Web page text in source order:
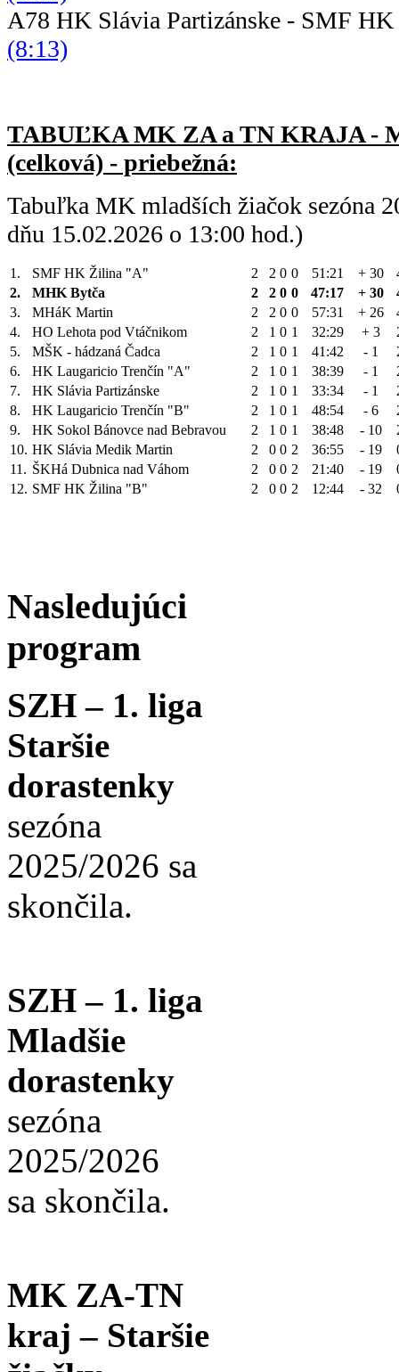
A78 HK Slávia Partizánske -
(8:13)
TABUĽKA MK ZA a TN KRAJA -
(celková) - priebežná:
Tabuľka MK mladších žiačok sezóna
dňu 15.02.2026 o 13:00 hod.)
1. SMF HK Žilina "A" 2 2 0 0 51:21 + 30
2.
MHK Bytča 2 2 0 0 47:17 + 30
3.
MHáK Martin 2 2 0 0 57:31 + 26
4.
HO Lehota pod Vtáčnikom 2 1 0 1 32:29 + 3
5.
MŠK - hádzaná Čadca 2 1 0 1 41:42 - 1
6.
HK Laugaricio Trenčín "A" 2 1 0 1 38:39 - 1
7.
HK Slávia Partizánske 2 1 0 1 33:34 - 1
8.
HK Laugaricio Trenčín "B" 2 1 0 1 48:54 - 6
9.
HK Sokol Bánovce nad Bebravou 2 1 0 1 38:48 - 10
10. HK Slávia Medik Martin 2 0 0 2 36:55 - 19
11. ŠKHá Dubnica nad Váhom 2 0 0 2 21:40 - 19
12. SMF HK Žilina "B" 2 0 0 2 12:44 - 32
Nasledujúci
program
SZH – 1. liga
Staršie
dorastenky
sezóna
2025/2026 sa
skončila.
SZH – 1. liga
Mladšie
dorastenky
sezóna
2025/2026
sa skončila.
MK ZA-TN
kraj – Staršie